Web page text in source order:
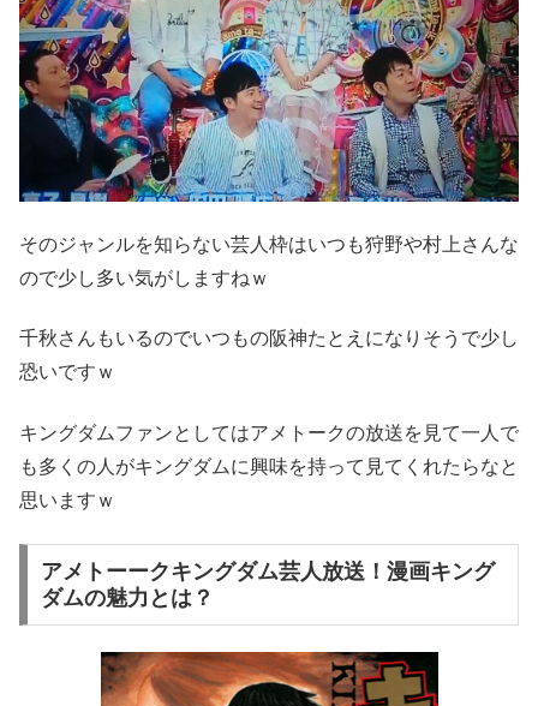
そのジャンルを知らない芸人枠はいつも狩野や村上さんな
ので少し多い気がしますねｗ
千秋さんもいるのでいつもの阪神たとえになりそうで少し
恐いですｗ
キングダムファンとしてはアメトークの放送を見て一人で
も多くの人がキングダムに興味を持って見てくれたらなと
思いますｗ
アメトーークキングダム芸人放送！漫画キング
ダムの魅力とは？